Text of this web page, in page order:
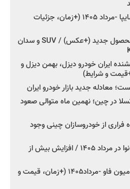
شروع فروش کوییک S سایپا -مرداد ۱۴۰۵ (+زمان، جزئیات
کرمان موتور به دنبال ۲ محصول جدید (+عکس) / SUV و سدان
ایران خودرو دیزل، بهمن دیزل و
معادله جدید بازار خودرو ایران
تسلا در چین؛ نهمین ماه متوالی صعود
فراری از خودروسازان چینی وجود
اعلام قیمت جدید پارس نوا در مرداد ۱۴۰۵ / افزایش بیش از
شروع فروش کشنده و کامیون فاو -مرداد۱۴۰۵ (+زمان، قیمت و